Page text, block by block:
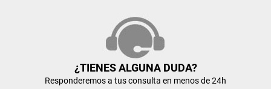
¿TIENES ALGUNA DUDA?
Responderemos a tus consulta en menos de 24h